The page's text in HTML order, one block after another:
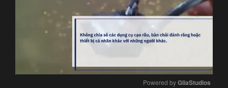
Powered by GliaStudios